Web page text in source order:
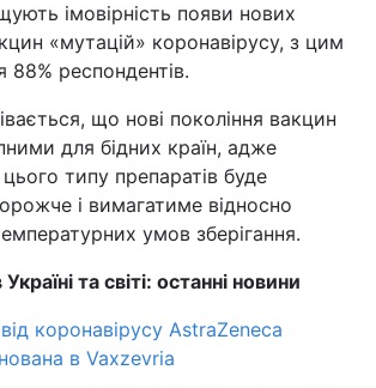
імовірність появи нових
«мутацій» коронавірусу, з цим
респондентів.
що нові покоління вакцин
для бідних країн, адже
типу препаратів буде
і вимагатиме відносно
умов зберігання.
та світі: останні новини
коронавірусу AstraZeneca
в Vaxzevria